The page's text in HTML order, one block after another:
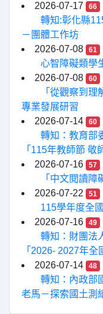
2026-07-17
66
轉知:彰化縣
－團體工作坊
2026-07-08
61
心智障礙類學
2026-07-08
60
「從觀察到
專業發展研習
2026-07-14
60
轉知：教育部
「115年教師節 敬
2026-07-16
57
「中文閱讀
2026-07-22
51
115學年度全
2026-07-16
49
轉知：財團法
「2026- 2027年全
2026-07-14
48
轉知：內政部
老馬－探索國土測